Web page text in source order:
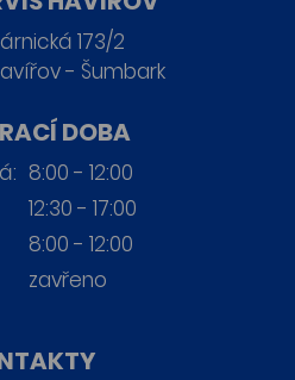
173/2
- Šumbark
DOBA
8:00 - 12:00
12:30 - 17:00
8:00 - 12:00
zavřeno